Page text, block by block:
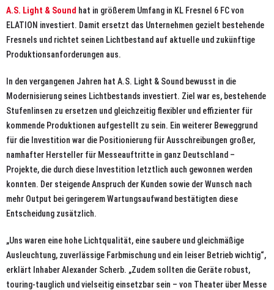
A.S. Light & Sound hat in größerem Umfang in KL Fresnel 6 FC von
ELATION investiert. Damit ersetzt das Unternehmen gezielt bestehende
Fresnels und richtet seinen Lichtbestand auf aktuelle und zukünftige
Produktionsanforderungen aus.
In den vergangenen Jahren hat A.S. Light & Sound bewusst in die
Modernisierung seines Lichtbestands investiert. Ziel war es, bestehende
Stufenlinsen zu ersetzen und gleichzeitig flexibler und effizienter für
kommende Produktionen aufgestellt zu sein. Ein weiterer Beweggrund
für die Investition war die Positionierung für Ausschreibungen großer,
namhafter Hersteller für Messeauftritte in ganz Deutschland –
Projekte, die durch diese Investition letztlich auch gewonnen werden
konnten. Der steigende Anspruch der Kunden sowie der Wunsch nach
mehr Output bei geringerem Wartungsaufwand bestätigten diese
Entscheidung zusätzlich.
„Uns waren eine hohe Lichtqualität, eine saubere und gleichmäßige
Ausleuchtung, zuverlässige Farbmischung und ein leiser Betrieb wichtig“,
erklärt Inhaber Alexander Scherb. „Zudem sollten die Geräte robust,
touring-tauglich und vielseitig einsetzbar sein – von Theater über Messe